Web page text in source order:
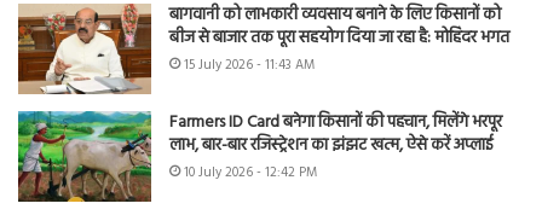
बागवानी को लाभकारी व्यवसाय बनाने के लिए किसानों को
बीज से बाजार तक पूरा सहयोग दिया जा रहा है: मोहिंदर भगत
15 July 2026 - 11:43 AM
Farmers ID Card बनेगा किसानों की पहचान, मिलेंगे भरपूर
लाभ, बार-बार रजिस्ट्रेशन का झंझट खत्म, ऐसे करें अप्लाई
10 July 2026 - 12:42 PM